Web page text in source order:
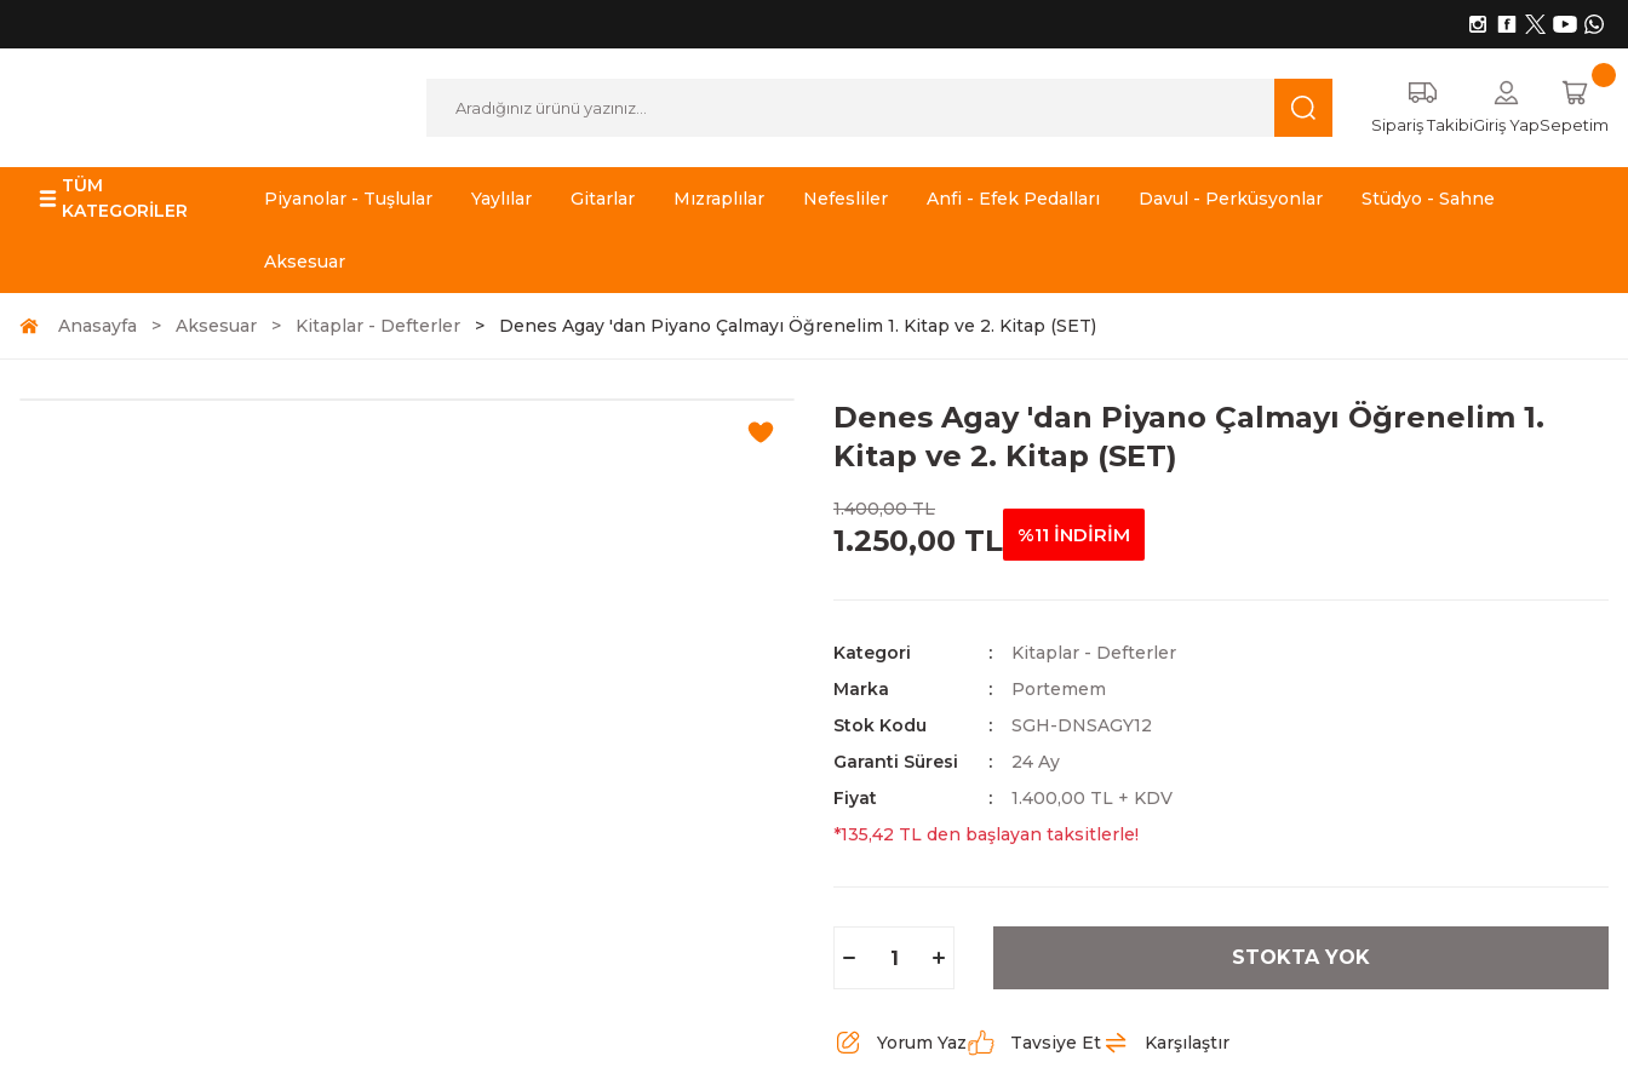
Sipariş TakibiGiriş YapSepetim
TÜM
KATEGORİLER
Piyanolar - Tuşlular Yaylılar Gitarlar Mızraplılar Nefesliler Anfi - Efek Pedalları Davul - Perküsyonlar Stüdyo - Sahne
Aksesuar
Anasayfa Aksesuar Kitaplar - Defterler Denes Agay 'dan Piyano Çalmayı Öğrenelim 1. Kitap ve 2. Kitap (SET)
Denes Agay 'dan Piyano Çalmayı Öğrenelim 1.
Kitap ve 2. Kitap (SET)
1.400,00 TL
1.250,00 TL %11 İNDİRİM
Kategori
Kitaplar - Defterler
Marka
Portemem
Stok Kodu
SGH-DNSAGY12
Garanti Süresi
24 Ay
Fiyat
1.400,00 TL + KDV
*135,42 TL den başlayan taksitlerle!
STOKTA YOK
Yorum Yaz Tavsiye Et Karşılaştır